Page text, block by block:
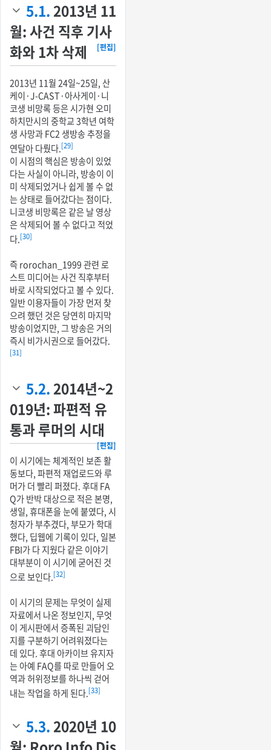
5.1. 2013년 11
월: 사건 직후 기사
화와 1차 삭제
[편집]
2013년 11월 24일~25일, 산
케이·J-CAST·아사게이·니
코생 비망록 등은 시가현 오미
하치만시의 중학교 3학년 여학
생 사망과 FC2 생방송 추정을
연달아 다뤘다.[29]
이 시점의 핵심은 방송이 있었
다는 사실이 아니라, 방송이 이
미 삭제되었거나 쉽게 볼 수 없
는 상태로 들어갔다는 점이다.
니코생 비망록은 같은 날 영상
은 삭제되어 볼 수 없다고 적었
다.[30]
즉 rorochan_1999 관련 로
스트 미디어는 사건 직후부터
바로 시작되었다고 볼 수 있다.
일반 이용자들이 가장 먼저 찾
으려 했던 것은 당연히 마지막
방송이었지만, 그 방송은 거의
즉시 비가시권으로 들어갔다.
[31]
5.2. 2014년~2
019년: 파편적 유
통과 루머의 시대
[편집]
이 시기에는 체계적인 보존 활
동보다, 파편적 재업로드와 루
머가 더 빨리 퍼졌다. 후대 FA
Q가 반박 대상으로 적은 본명,
생일, 휴대폰을 눈에 붙였다, 시
청자가 부추겼다, 부모가 학대
했다, 딥웹에 기록이 있다, 일본
FBI가 다 지웠다 같은 이야기
대부분이 이 시기에 굳어진 것
으로 보인다.[32]
이 시기의 문제는 무엇이 실제
자료에서 나온 정보인지, 무엇
이 게시판에서 증폭된 괴담인
지를 구분하기 어려워졌다는
데 있다. 후대 아카이브 유지자
는 아예 FAQ를 따로 만들어 오
역과 허위정보를 하나씩 걷어
내는 작업을 하게 된다.[33]
5.3. 2020년 10